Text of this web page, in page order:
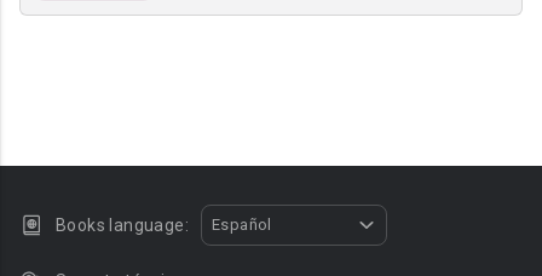
Books language: Español